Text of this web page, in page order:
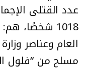
عدد القتلى
مسلح من “فلول